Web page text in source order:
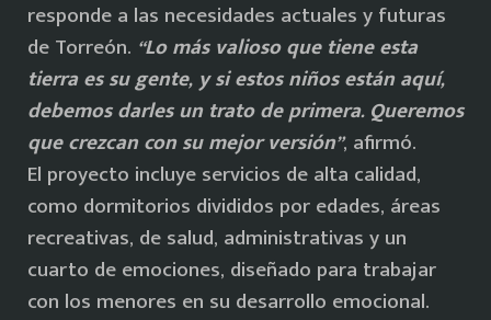
responde a las necesidades actuales y futuras
de Torreón. “Lo más valioso que tiene esta
tierra es su gente, y si estos niños están aquí,
debemos darles un trato de primera. Queremos
que crezcan con su mejor versión”, afirmó.
El proyecto incluye servicios de alta calidad,
como dormitorios divididos por edades, áreas
recreativas, de salud, administrativas y un
cuarto de emociones, diseñado para trabajar
con los menores en su desarrollo emocional.